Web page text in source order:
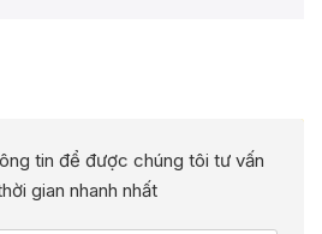
tin để được chúng tôi tư vấn
gian nhanh nhất